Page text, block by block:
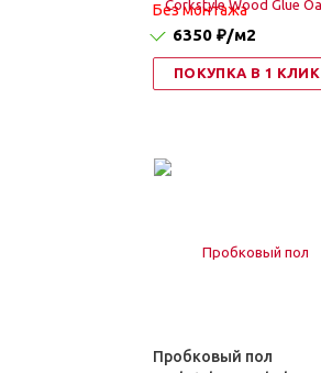
Без монтажа
6350 ₽/м2
ПОКУПКА В 1 КЛИК
Пробковый пол